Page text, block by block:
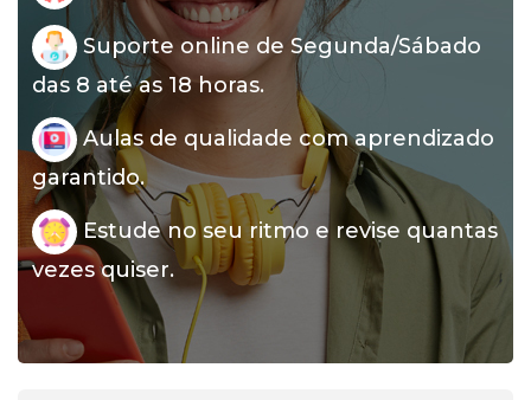
Suporte online de Segunda/Sábado
das 8 até as 18 horas.
Aulas de qualidade com aprendizado
garantido.
Estude no seu ritmo e revise quantas
vezes quiser.